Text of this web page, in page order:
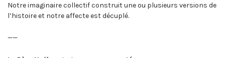
Notre imaginaire collectif construit une ou plusieurs versions de
l’histoire et notre affecte est décuplé.
——